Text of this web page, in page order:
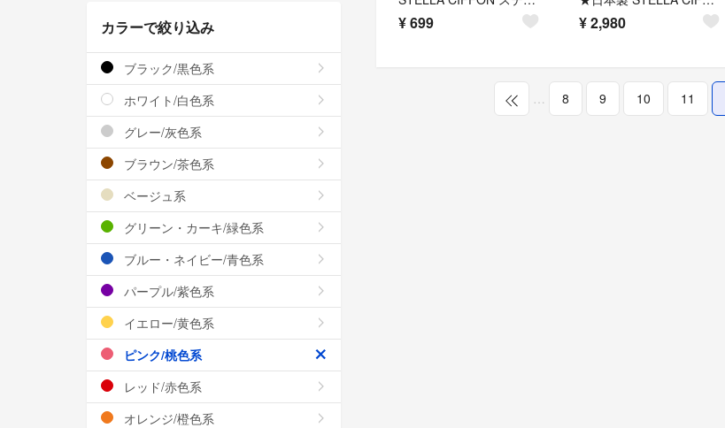
¥699 ¥2,980
… 8 9 10 11
カラーで絞り込み
ブラック/黒色系
ホワイト/白色系
グレー/灰色系
ブラウン/茶色系
ベージュ系
グリーン・カーキ/緑色系
ブルー・ネイビー/青色系
パープル/紫色系
イエロー/黄色系
ピンク/桃色系
レッド/赤色系
オレンジ/橙色系